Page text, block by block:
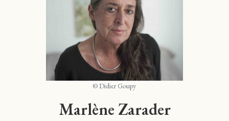
© Didier Goupy
Marlène Zarader